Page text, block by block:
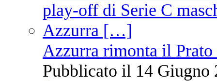
Azzurra rimonta il Prato
Pubblicato il 14 Giugno